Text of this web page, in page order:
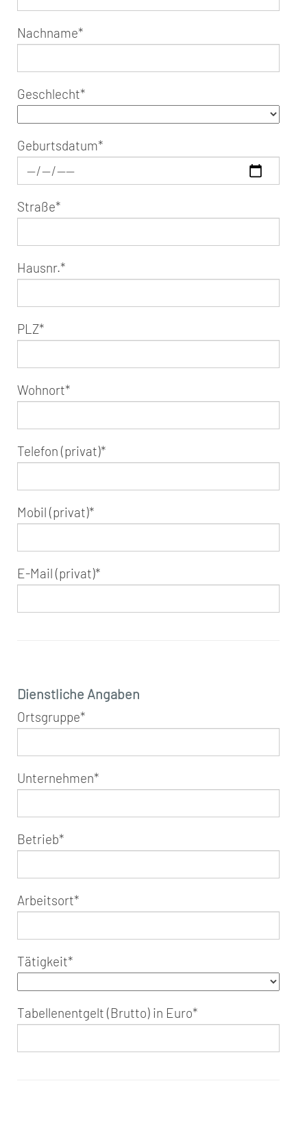
Nachname*
Geschlecht*
Geburtsdatum*
Straße*
Hausnr.*
PLZ*
Wohnort*
Telefon (privat)*
Mobil (privat)*
E-Mail (privat)*
Dienstliche Angaben
Ortsgruppe*
Unternehmen*
Betrieb*
Arbeitsort*
Tätigkeit*
Tabellenentgelt (Brutto) in Euro*